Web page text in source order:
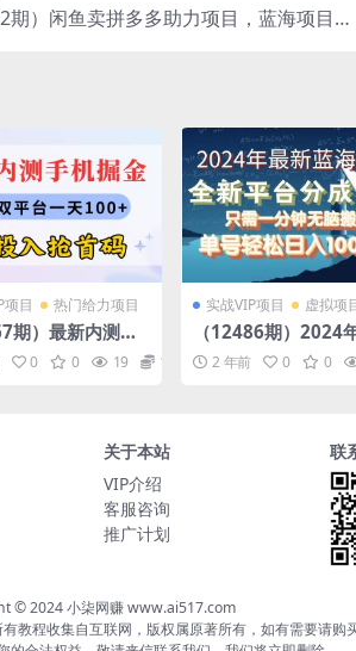
期）闲鱼卖拼多多助力项目，蓝海项目新
项目 热门给力项目
期）最新内测手
单机双平台一天1
投入抢首码
0 0 19 10
实战VIP项目 虚拟项
（12486期）2024
蓝海项目，全新分
台，可单号可矩阵
2 年前 0 0
关于本站
VIP介绍
客服咨询
推广计划
联
© 2024 小柒网赚 www.ai517.com
教程收集自互联网，版权属原著所有，如有需要请购